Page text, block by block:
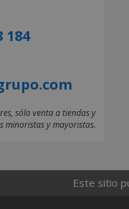
184
sólo venta a tiendas y
minoristas y mayoristas.
Este sitio